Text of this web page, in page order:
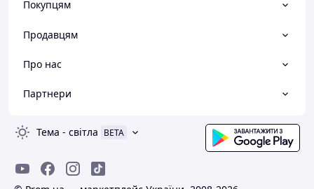
Покупцям
Продавцям
Про нас
Партнери
Тема - світла BETA